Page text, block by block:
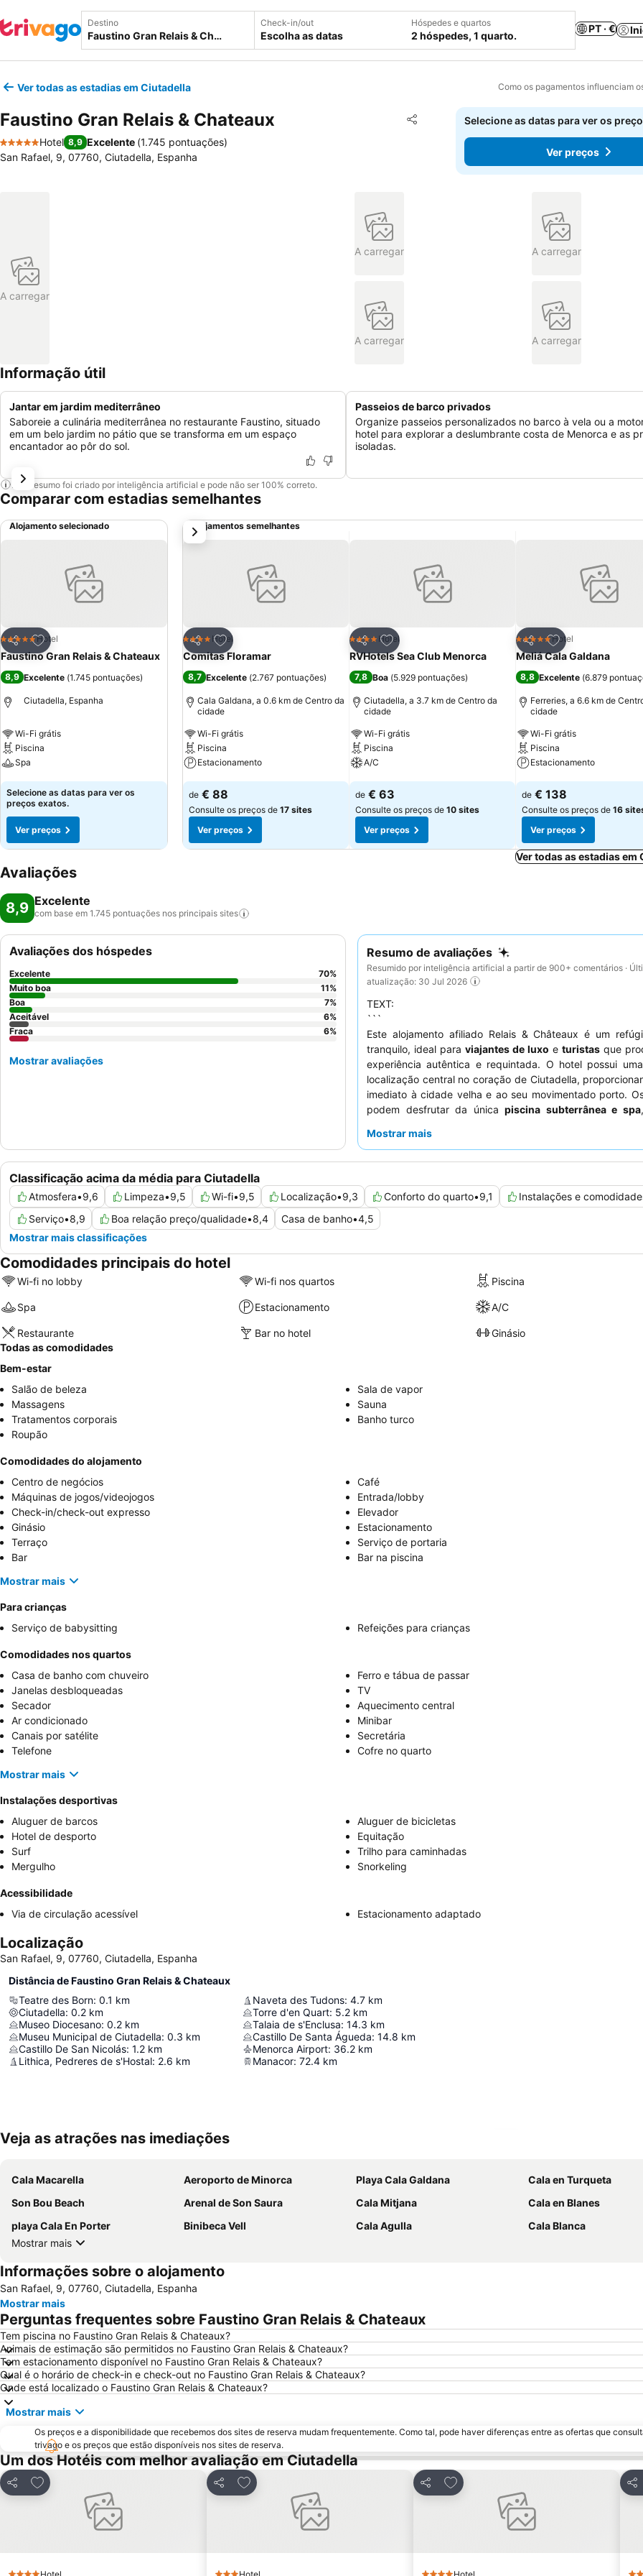
Destino Check-in/out
Escolha as datas
Hóspedes e quartos
2 hóspedes, 1 quarto.
PT · €
Ver todas as estadias em Ciutadella Como os pagamentos influenciam
Faustino Gran Relais & Chateaux Partilhar
Adicionar aos favoritos
5 Estrelas
Hotel 8,9 Excelente (1.745 pontuações)
San Rafael, 9, 07760, Ciutadella, Espanha
Selecione as datas para ver os
Ver preços
A carregar
A carregar A carregar
A carregar A carregar
Informação útil
Jantar em jardim mediterrâneo
Saboreie a culinária mediterrânea no restaurante Faustino, situado
em um belo jardim no pátio que se transforma em um espaço
encantador ao pôr do sol.
Passeios de barco privados
Organize passeios personalizados no barco à vela ou a
hotel para explorar a deslumbrante costa de Menorca e as
isoladas.
Este resumo foi criado por inteligência artificial e pode não ser 100% correto.
Comparar com estadias semelhantes
Alojamento selecionado
Partilhar
Adicionar aos favoritos
5 EstrelasHotel
Faustino Gran Relais & Chateaux
8,9 Excelente (1.745 pontuações)
Ciutadella, Espanha
Wi-Fi grátis
Piscina
Spa
Ver preços
Selecione as datas para ver os
preços exatos.
Ver preços
Alojamentos semelhantes
Partilhar
Adicionar aos favoritos
4 EstrelasHotel
Comitas Floramar
8,7 Excelente (2.767 pontuações)
Cala Galdana, a 0.6 km de Centro da
cidade
Wi-Fi grátis
Piscina
Estacionamento
Ver preços
de € 88
Consulte os preços de 17 sites
Ver preços
Partilhar
Adicionar aos favoritos
4 EstrelasHotel
RVHotels Sea Club Menorca
7,8 Boa (5.929 pontuações)
Ciutadella, a 3.7 km de Centro da
cidade
Wi-Fi grátis
Piscina
A/C
Ver preços
de € 63
Consulte os preços de 10 sites
Ver preços
Partilhar
Adicionar aos
5 EstrelasHotel
Meliá Cala Galdana
8,8 Excelente (6.879
Ferreries, a 6.6 km de
cidade
Wi-Fi grátis
Piscina
Estacionamento
Ver preços
de € 138
Consulte os preços de 16
Ver preços
próximo
Ver todas as estadias em
Avaliações
8,9 Excelente
com base em 1.745 pontuações nos principais sites
Resumo de avaliações
Resumido por inteligência artificial a partir de 900+ comentários ·
atualização: 30 Jul 2026
TEXT:
```
Este alojamento afiliado Relais & Châteaux é um
tranquilo, ideal para viajantes de luxo e turistas que
experiência autêntica e requintada. O hotel possui
localização central no coração de Ciutadella,
imediato à cidade velha e ao seu movimentado porto.
podem desfrutar da únicapiscina subterrânea e spa
hóspedes elogiam consistentemente a equipa
uma estadia mais tranquila, os hóspedes devem
um quarto virado para o jardim.
```
Mostrar mais
Classificação acima da média para Ciutadella
Atmosfera•9,6 Limpeza•9,5 Wi-fi•9,5 Localização•9,3 Conforto do quarto•9,1 Instalações e
Serviço•8,9 Boa relação preço/qualidade•8,4 Casa de banho•4,5
Mostrar mais classificações
Avaliações dos hóspedes
Excelente 70%
Muito boa
11%
Boa
7%
Aceitável
6%
Fraca
6%
Mostrar avaliações
Comodidades principais do hotel
Wi-fi no lobby Wi-fi nos quartos Piscina
Spa Estacionamento A/C
Restaurante Bar no hotel
Ginásio
Todas as comodidades
Bem-estar
Salão de beleza
Sala de vapor
Massagens
Sauna
Tratamentos corporais
Banho turco
Roupão
Comodidades do alojamento
Centro de negócios
Café
Máquinas de jogos/videojogos
Entrada/lobby
Check-in/check-out expresso
Elevador
Ginásio
Estacionamento
Terraço
Serviço de portaria
Bar
Bar na piscina
Mostrar mais
Para crianças
Serviço de babysitting
Refeições para crianças
Comodidades nos quartos
Casa de banho com chuveiro
Ferro e tábua de passar
Janelas desbloqueadas
TV
Secador
Aquecimento central
Ar condicionado
Minibar
Canais por satélite
Secretária
Telefone
Cofre no quarto
Mostrar mais
Instalações desportivas
Aluguer de barcos
Aluguer de bicicletas
Hotel de desporto
Equitação
Surf
Trilho para caminhadas
Mergulho
Snorkeling
Acessibilidade
Via de circulação acessível
Estacionamento adaptado
Localização
San Rafael, 9, 07760, Ciutadella, Espanha
Distância de Faustino Gran Relais & Chateaux
Teatre des Born: 0.1 km
Ciutadella: 0.2 km
Museo Diocesano: 0.2 km
Museu Municipal de Ciutadella: 0.3 km
Castillo De San Nicolás: 1.2 km
Lithica, Pedreres de s'Hostal: 2.6 km
Naveta des Tudons: 4.7 km
Torre d'en Quart: 5.2 km
Talaia de s'Enclusa: 14.3 km
Castillo De Santa Águeda: 14.8 km
Menorca Airport: 36.2 km
Manacor: 72.4 km
Veja as atrações nas imediações
Cala Macarella Aeroporto de Minorca Playa Cala Galdana
Cala en Turqueta
Son Bou Beach
Arenal de Son Saura Cala Mitjana
Cala en Blanes
playa Cala En Porter
Binibeca Vell Cala Agulla
Cala Blanca
Mostrar mais
Informações sobre o alojamento
San Rafael, 9, 07760, Ciutadella, Espanha
Mostrar mais
Perguntas frequentes sobre Faustino Gran Relais & Chateaux
Tem piscina no Faustino Gran Relais & Chateaux?
Animais de estimação são permitidos no Faustino Gran Relais & Chateaux?
Tem estacionamento disponível no Faustino Gran Relais & Chateaux?
Qual é o horário de check-in e check-out no Faustino Gran Relais & Chateaux?
Onde está localizado o Faustino Gran Relais & Chateaux?
Mostrar mais
Os preços e a disponibilidade que recebemos dos sites de reserva mudam frequentemente. Como tal, pode haver diferenças entre as ofertas que
trivago e os preços que estão disponíveis nos sites de reserva.
Um dos Hotéis com melhor avaliação em Ciutadella
Partilhar
Adicionar aos favoritos
Partilhar
Adicionar aos favoritos
Partilhar
Adicionar aos favoritos